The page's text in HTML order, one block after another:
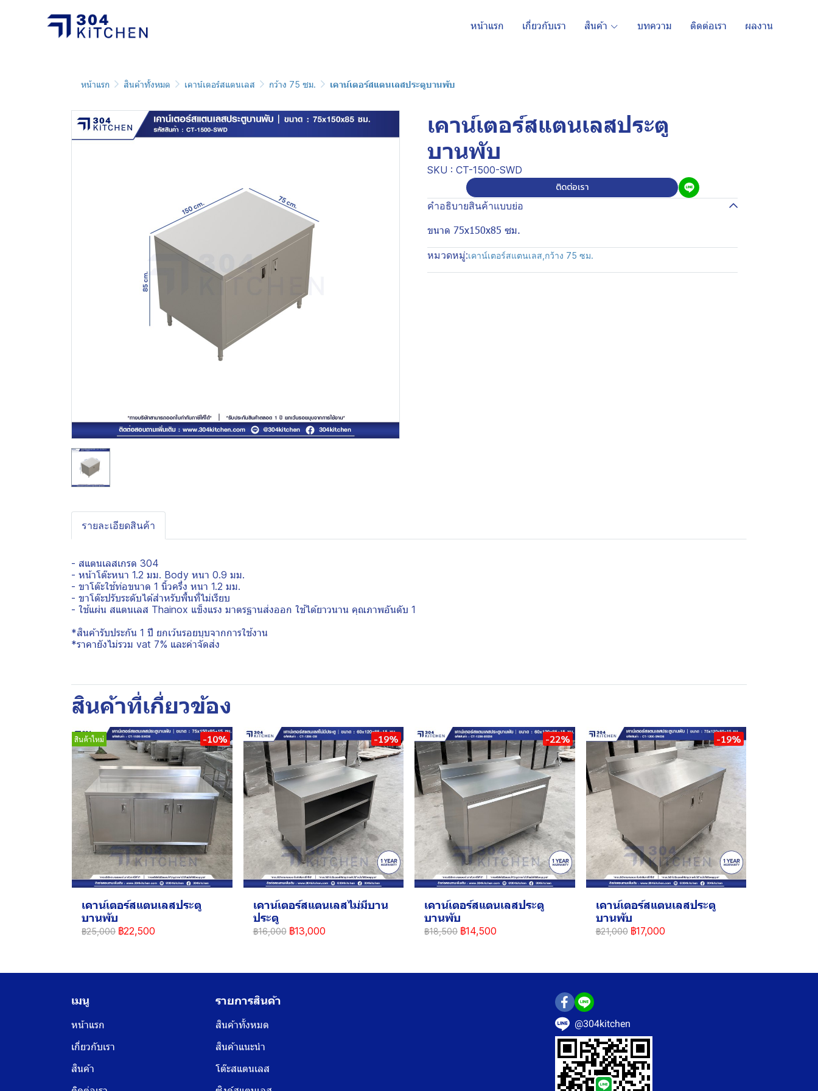
หน้าแรก เกี่ยวกับเรา สินค้า บทความ ติดต่อเรา ผลงาน
หน้าแรก สินค้าทั้งหมด เคาน์เตอร์สแตนเลส กว้าง 75 ซม. เคาน์เตอร์สแตนเลสประตูบานพับ
เคาน์เตอร์สแตนเลสประตู
บานพับ
SKU : CT-1500-SWD
ติดต่อเรา
คำอธิบายสินค้าแบบย่อ
ขนาด 75x150x85 ซม.
หมวดหมู่:เคาน์เตอร์สแตนเลส กว้าง 75 ซม.
รายละเอียดสินค้า
- สแตนเลสเกรด 304
- หน้าโต๊ะหนา 1.2 มม. Body หนา 0.9 มม.
- ขาโต๊ะใช้ท่อขนาด 1 นิ้วครึ่ง หนา 1.2 มม.
- ขาโต๊ะปรับระดับได้สำหรับพื้นที่ไม่เรียบ
- ใช้แผ่น สแตนเลส Thainox แข็งแรง มาตรฐานส่งออก ใช้ได้ยาวนาน คุณภาพอันดับ 1
*สินค้ารับประกัน 1 ปี ยกเว้นรอยบุบจากการใช้งาน
*ราคายังไม่รวม vat 7% และค่าจัดส่ง
สินค้าที่เกี่ยวข้อง
สินค้าใหม่ -10%
เคาน์เตอร์สแตนเลสประตู
บานพับ
฿25,000 ฿22,500
-19%
เคาน์เตอร์สแตนเลสไม่มีบาน
ประตู
฿16,000 ฿13,000
-22%
เคาน์เตอร์สแตนเลสประตู
บานพับ
฿18,500 ฿14,500
-19%
เคาน์เตอร์สแตนเลสประตู
บานพับ
฿21,000 ฿17,000
เมนู
หน้าแรก
เกี่ยวกับเรา
สินค้า
รายการสินค้า
สินค้าทั้งหมด
สินค้าแนะนำ
โต๊ะสแตนเลส
@304kitchen